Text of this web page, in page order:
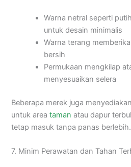
Warna netral seperti
untuk desain minimalis
Warna terang
bersih
Permukaan mengkilap
menyesuaikan selera
Beberapa merek juga
untuk areataman atau dapur
tetap masuk tanpa panas berlebih.
7. Minim Perawatan dan Tahan